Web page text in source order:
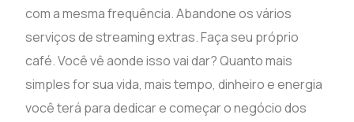
com a mesma frequência. Abandone os vários
serviços de streaming extras. Faça seu próprio
café. Você vê aonde isso vai dar? Quanto mais
simples for sua vida, mais tempo, dinheiro e energia
você terá para dedicar e começar o negócio dos